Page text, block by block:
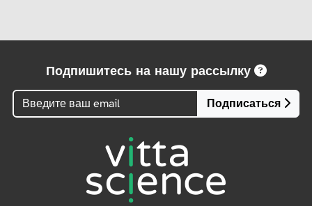
Подпишитесь на нашу рассылку
Подписаться